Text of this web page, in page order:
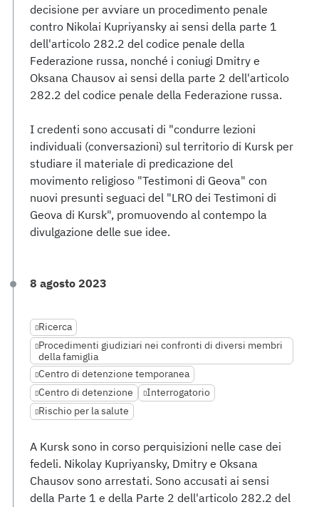
decisione per avviare un procedimento penale
contro Nikolai Kupriyansky ai sensi della parte 1
dell'articolo 282.2 del codice penale della
Federazione russa, nonché i coniugi Dmitry e
Oksana Chausov ai sensi della parte 2 dell'articolo
282.2 del codice penale della Federazione russa.
I credenti sono accusati di "condurre lezioni
individuali (conversazioni) sul territorio di Kursk per
studiare il materiale di predicazione del
movimento religioso "Testimoni di Geova" con
nuovi presunti seguaci del "LRO dei Testimoni di
Geova di Kursk", promuovendo al contempo la
divulgazione delle sue idee.
8 agosto 2023
Ricerca
Procedimenti giudiziari nei confronti di diversi membri
della famiglia
Centro di detenzione temporanea
Centro di detenzione
Interrogatorio
Rischio per la salute
A Kursk sono in corso perquisizioni nelle case dei
fedeli. Nikolay Kupriyansky, Dmitry e Oksana
Chausov sono arrestati. Sono accusati ai sensi
della Parte 1 e della Parte 2 dell'articolo 282.2 del